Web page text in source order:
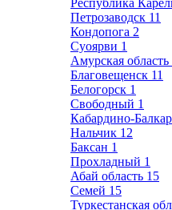
Республика
Петрозаводск 11
Кондопога 2
Суоярви 1
Амурская область
Благовещенск 11
Белогорск 1
Свободный 1
Кабардино-
Нальчик 12
Баксан 1
Прохладный 1
Абай область 15
Семей 15
Туркестанская